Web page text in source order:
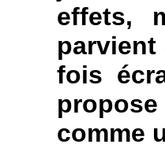
effets,
parvient
fois
comme